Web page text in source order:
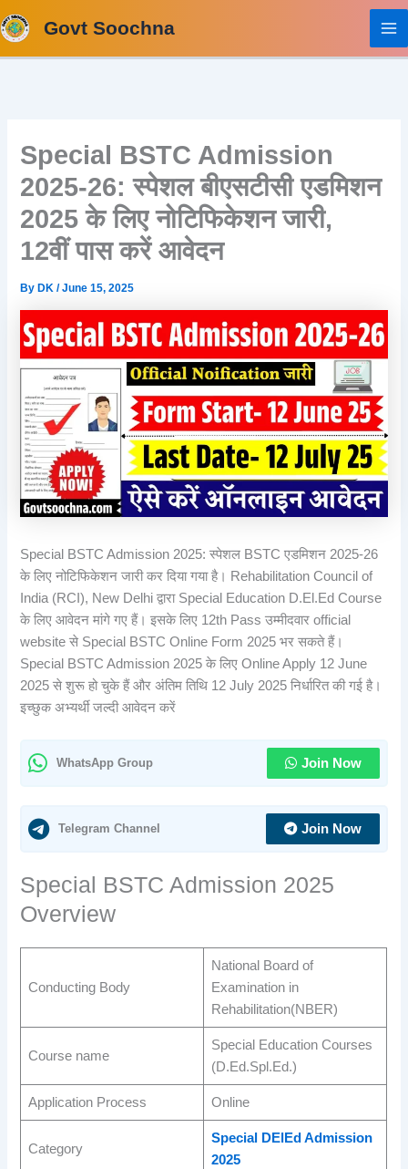
to
content
Govt Soochna
Special BSTC Admission
2025-26: स्पेशल बीएसटीसी एडमिशन
2025 के लिए नोटिफिकेशन जारी,
12वीं पास करें आवेदन
By DK/June 15, 2025
Special BSTC Admission 2025: स्पेशल BSTC एडमिशन 2025-26
के लिए नोटिफिकेशन जारी कर दिया गया है। Rehabilitation Council of
India (RCI), New Delhi द्वारा Special Education D.El.Ed Course
के लिए आवेदन मांगे गए हैं। इसके लिए 12th Pass उम्मीदवार official
website से Special BSTC Online Form 2025 भर सकते हैं।
Special BSTC Admission 2025 के लिए Online Apply 12 June
2025 से शुरू हो चुके हैं और अंतिम तिथि 12 July 2025 निर्धारित की गई है।
इच्छुक अभ्यर्थी जल्दी आवेदन करें
WhatsApp Group Join Now
Telegram Channel Join Now
Special BSTC Admission 2025
Overview
Conducting Body
National Board of
Examination in
Rehabilitation(NBER)
Course name
Special Education Courses
(D.Ed.Spl.Ed.)
Application Process Online
Category
Special DElEd Admission
2025